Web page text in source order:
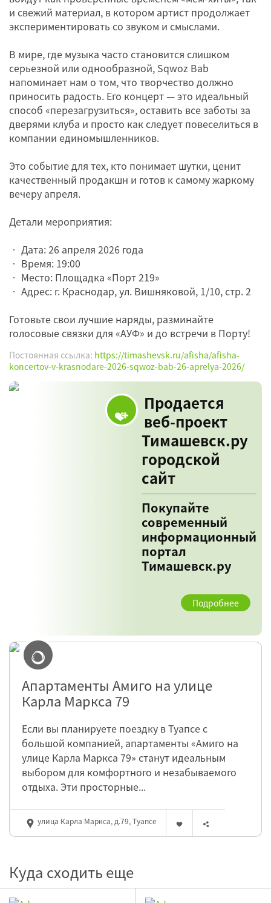
и свежий материал, в котором артист продолжает
экспериментировать со звуком и смыслами.
В мире, где музыка часто становится слишком
серьезной или однообразной, Sqwoz Bab
напоминает нам о том, что творчество должно
приносить радость. Его концерт — это идеальный
способ «перезагрузиться», оставить все заботы за
дверями клуба и просто как следует повеселиться в
компании единомышленников.
Это событие для тех, кто понимает шутки, ценит
качественный продакшн и готов к самому жаркому
вечеру апреля.
Детали мероприятия:
• Дата: 26 апреля 2026 года
• Время: 19:00
• Место: Площадка «Порт 219»
• Адрес: г. Краснодар, ул. Вишняковой, 1/10, стр. 2
Готовьте свои лучшие наряды, разминайте
голосовые связки для «АУФ» и до встречи в Порту!
Постоянная ссылка: https://timashevsk.ru/afisha/afisha-
koncertov-v-krasnodare-2026-sqwoz-bab-26-aprelya-2026/
Продается
веб-проект
Тимашевск.ру
городской
сайт
Покупайте
современный
информационный
портал
Тимашевск.ру
Подробнее
Апартаменты Амиго на улице
Карла Маркса 79
Если вы планируете поездку в Туапсе с
большой компанией, апартаменты «Амиго на
улице Карла Маркса 79» станут идеальным
выбором для комфортного и незабываемого
отдыха. Эти просторные...
улица Карла Маркса, д.79, Туапсе
Куда сходить еще